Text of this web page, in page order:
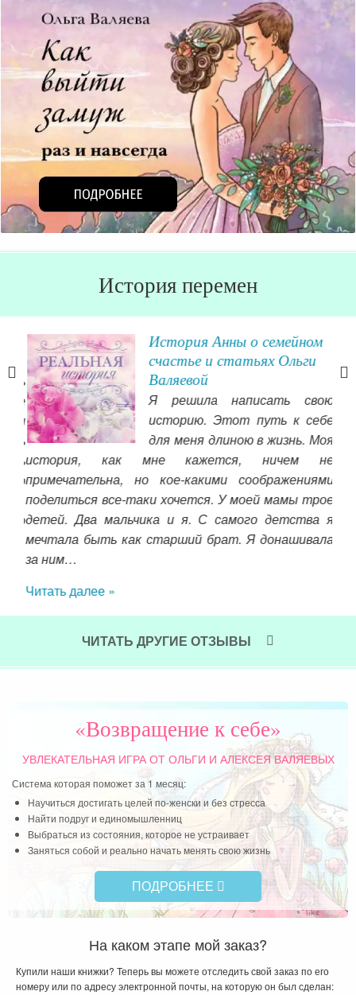
История перемен
История Анны о семейном
счастье и статьях Ольги
Валяевой
Я решила написать свою
историю. Этот путь к себе
для меня длиною в жизнь. Моя
история, как мне кажется, ничем не
примечательна, но кое-какими соображениями
поделиться все-таки хочется. У моей мамы трое
детей. Два мальчика и я. С самого детства я
мечтала быть как старший брат. Я донашивала
за ним…
Читать далее »
ЧИТАТЬ ДРУГИЕ ОТЗЫВЫ
«Возвращение к себе»
УВЛЕКАТЕЛЬНАЯ ИГРАОТ ОЛЬГИ И АЛЕКСЕЯ ВАЛЯЕВЫХ
Система которая поможет за 1 месяц:
Научиться достигать целей по-женски и без стресса
Найти подруг и единомышленниц
Выбраться из состояния, которое не устраивает
Заняться собой и реально начать менять свою жизнь
ПОДРОБНЕЕ
На каком этапе мой заказ?
Купили наши книжки? Теперь вы можете отследить свой заказ по его
номеру или по адресу электронной почты, на которую он был сделан: